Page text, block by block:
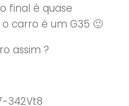
final é quase
carro é um G35 🙂
assim ?
342Vt8